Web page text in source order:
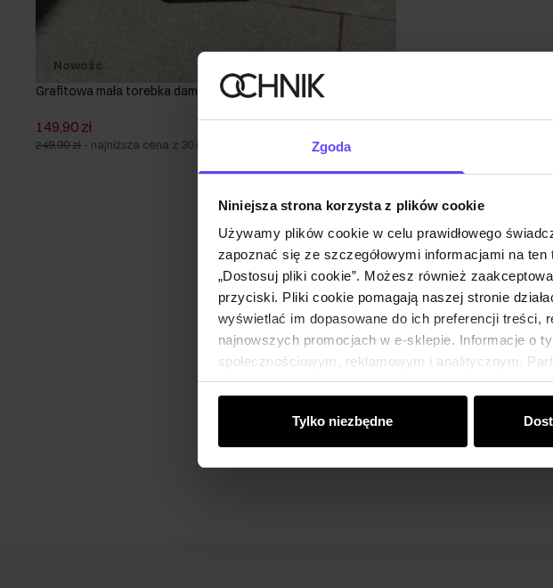
Zgoda
Niniejsza strona korzysta z plików cookie
Używamy plików cookie w celu prawidłowego
zapoznać się ze szczegółowymi informacjami na
„Dostosuj pliki cookie”. Możesz również
przyciski. Pliki cookie pomagają naszej stronie
wyświetlać im dopasowane do ich preferencji treści,
najnowszych promocjach w e-sklepie. Informacje o
społecznościowym, reklamowym i analitycznym.
od Ciebie lub uzyskanymi podczas korzystania z ich
Tylko niezbędne
Nowość
Grafitowa mała torebka damska
149,90 zł
249,90 zł - najniższa cena z 30 dni przed obniżką